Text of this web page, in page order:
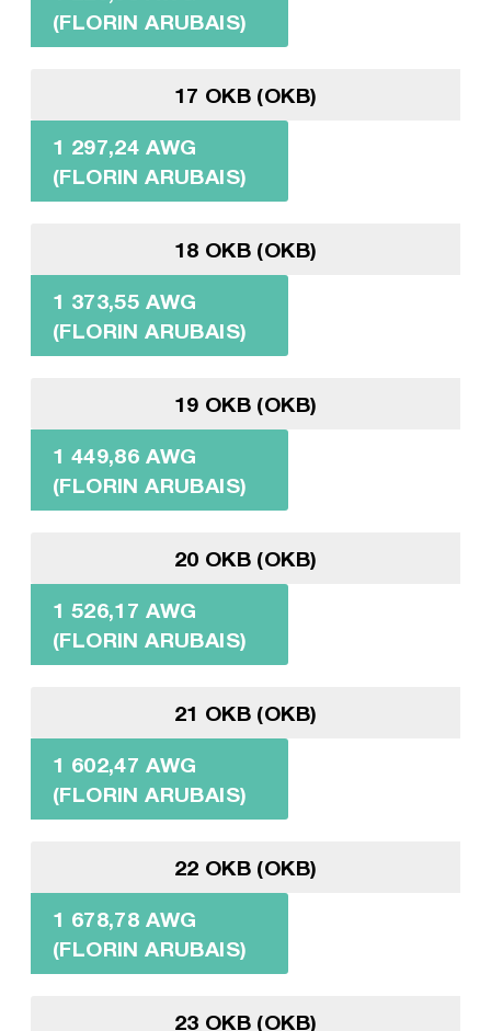
(FLORIN ARUBAIS)
17 OKB (OKB)
1 297,24 AWG
(FLORIN ARUBAIS)
18 OKB (OKB)
1 373,55 AWG
(FLORIN ARUBAIS)
19 OKB (OKB)
1 449,86 AWG
(FLORIN ARUBAIS)
20 OKB (OKB)
1 526,17 AWG
(FLORIN ARUBAIS)
21 OKB (OKB)
1 602,47 AWG
(FLORIN ARUBAIS)
22 OKB (OKB)
1 678,78 AWG
(FLORIN ARUBAIS)
23 OKB (OKB)